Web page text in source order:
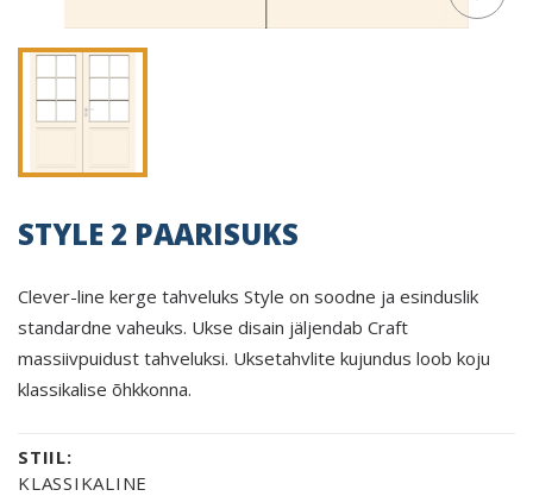
STYLE 2 PAARISUKS
Clever-line kerge tahveluks Style on soodne ja esinduslik
standardne vaheuks. Ukse disain jäljendab Craft
massiivpuidust tahveluksi. Uksetahvlite kujundus loob koju
klassikalise õhkkonna.
STIIL:
KLASSIKALINE